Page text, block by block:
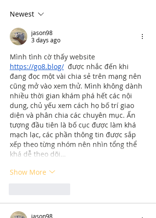
Newest
jason98
3 days ago
Mình tình cờ thấy website
https://go8.blog/ được nhắc đến khi
đang đọc một vài chia sẻ trên mạng nên
cũng mở vào xem thử. Mình không dành
nhiều thời gian khám phá hết các nội
dung, chủ yếu xem cách họ bố trí giao
diện và phân chia các chuyên mục. Ấn
tượng đầu tiên là bố cục được làm khá
mạch lạc, các phần thông tin được sắp
xếp theo từng nhóm nên nhìn tổng thể
khá dễ theo dõi…
Show More
jason98